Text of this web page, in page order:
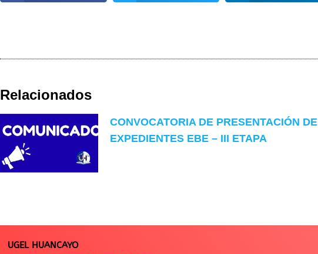
Relacionados
CONVOCATORIA DE PRESENTACIÓN DE
EXPEDIENTES EBE – III ETAPA
UGEL HUANCAYO